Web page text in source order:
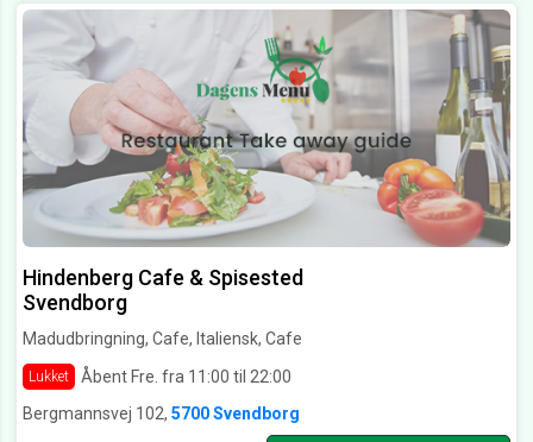
Hindenberg Cafe & Spisested
Svendborg
Madudbringning, Cafe, Italiensk, Cafe
Lukket
Åbent Fre. fra 11:00 til 22:00
Bergmannsvej 102, 5700 Svendborg